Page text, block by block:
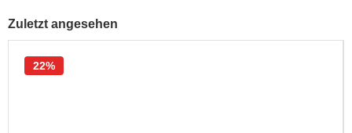
Zuletzt angesehen
22%